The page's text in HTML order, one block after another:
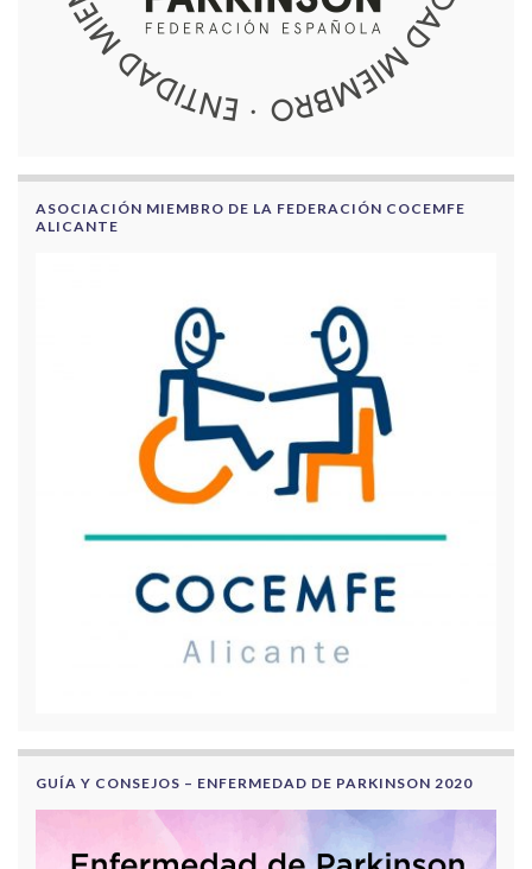
ASOCIACIÓN MIEMBRO DE LA FEDERACIÓN COCEMFE
ALICANTE
GUÍA Y CONSEJOS – ENFERMEDAD DE PARKINSON 2020